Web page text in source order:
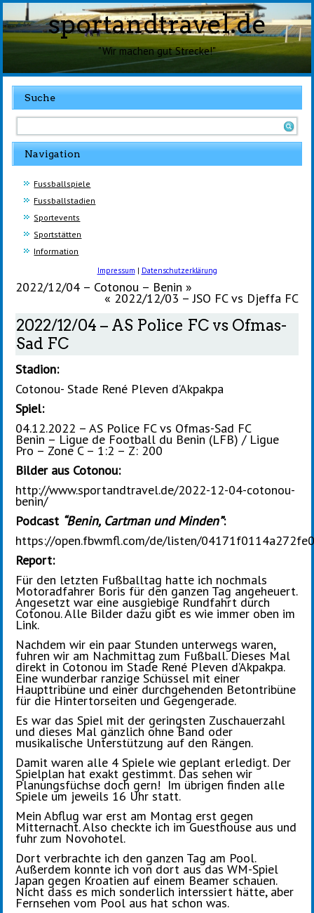
sportandtravel.de
"Wir machen gut Strecke!"
Suche
Navigation
Fussballspiele
Fussballstadien
Sportevents
Sportstätten
Information
Impressum | Datenschutzerklärung
2022/12/04 – Cotonou – Benin »
« 2022/12/03 – JSO FC vs Djeffa FC
2022/12/04 – AS Police FC vs Ofmas-
Sad FC
Stadion:
Cotonou- Stade René Pleven d’Akpakpa
Spiel:
04.12.2022 – AS Police FC vs Ofmas-Sad FC
Benin – Ligue de Football du Benin (LFB) / Ligue
Pro – Zone C – 1:2 – Z: 200
Bilder aus Cotonou:
http://www.sportandtravel.de/2022-12-04-cotonou-
benin/
Podcast “Benin, Cartman und Minden”:
https://open.fbwmfl.com/de/listen/
Report:
Für den letzten Fußballtag hatte ich nochmals
Motoradfahrer Boris für den ganzen Tag angeheuert.
Angesetzt war eine ausgiebige Rundfahrt durch
Cotonou. Alle Bilder dazu gibt es wie immer oben im
Link.
Nachdem wir ein paar Stunden unterwegs waren,
fuhren wir am Nachmittag zum Fußball. Dieses Mal
direkt in Cotonou im Stade René Pleven d’Akpakpa.
Eine wunderbar ranzige Schüssel mit einer
Haupttribüne und einer durchgehenden Betontribüne
für die Hintertorseiten und Gegengerade.
Es war das Spiel mit der geringsten Zuschauerzahl
und dieses Mal gänzlich ohne Band oder
musikalische Unterstützung auf den Rängen.
Damit waren alle 4 Spiele wie geplant erledigt. Der
Spielplan hat exakt gestimmt. Das sehen wir
Planungsfüchse doch gern! Im übrigen finden alle
Spiele um jeweils 16 Uhr statt.
Mein Abflug war erst am Montag erst gegen
Mitternacht. Also checkte ich im Guesthouse aus und
fuhr zum Novohotel.
Dort verbrachte ich den ganzen Tag am Pool.
Außerdem konnte ich von dort aus das WM-Spiel
Japan gegen Kroatien auf einem Beamer schauen.
Nicht dass es mich sonderlich interssiert hätte, aber
Fernsehen vom Pool aus hat schon was.